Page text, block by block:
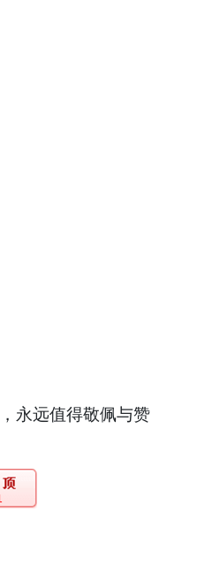
永远值得敬佩与赞